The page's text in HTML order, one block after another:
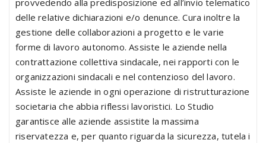
delle relative dichiarazioni e/o denunce. Cura inoltre la
gestione delle collaborazioni a progetto e le varie
forme di lavoro autonomo. Assiste le aziende nella
contrattazione collettiva sindacale, nei rapporti con le
organizzazioni sindacali e nel contenzioso del lavoro.
Assiste le aziende in ogni operazione di ristrutturazione
societaria che abbia riflessi lavoristici. Lo Studio
garantisce alle aziende assistite la massima
riservatezza e, per quanto riguarda la sicurezza, tutela i